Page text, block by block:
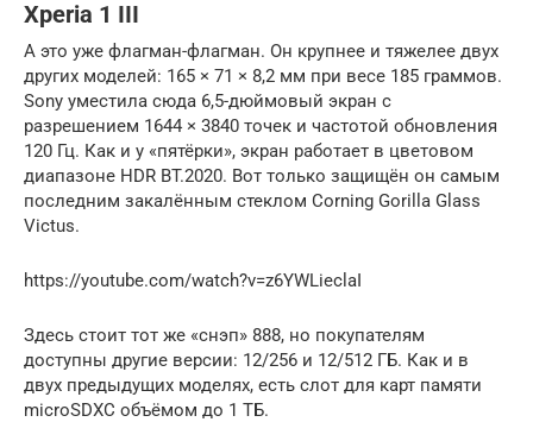
Xperia 1 III
А это уже флагман-флагман. Он крупнее и тяжелее двух
других моделей: 165 × 71 × 8,2 мм при весе 185 граммов.
Sony уместила сюда 6,5-дюймовый экран с
разрешением 1644 × 3840 точек и частотой обновления
120 Гц. Как и у «пятёрки», экран работает в цветовом
диапазоне HDR BT.2020. Вот только защищён он самым
последним закалённым стеклом Corning Gorilla Glass
Victus.
https://youtube.com/watch?v=z6YWLieclaI
Здесь стоит тот же «снэп» 888, но покупателям
доступны другие версии: 12/256 и 12/512 ГБ. Как и в
двух предыдущих моделях, есть слот для карт памяти
microSDXC объёмом до 1 ТБ.